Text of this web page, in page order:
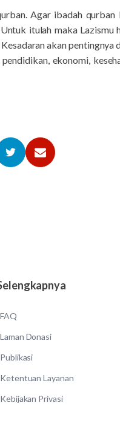
Agar ibadah qurban
itulah maka Lazismu
akan pentingnya
ekonomi,
FAQ
Laman Donasi
Publikasi
Ketentuan Layanan
Kebijakan Privasi